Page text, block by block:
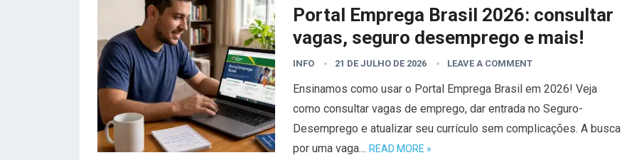
Portal Emprega Brasil 2026: consultar
vagas, seguro desemprego e mais!
INFO 21 DE JULHO DE 2026 LEAVE A COMMENT
Ensinamos como usar o Portal Emprega Brasil em 2026! Veja
como consultar vagas de emprego, dar entrada no Seguro-
Desemprego e atualizar seu currículo sem complicações. A busca
por uma vaga… READ MORE »